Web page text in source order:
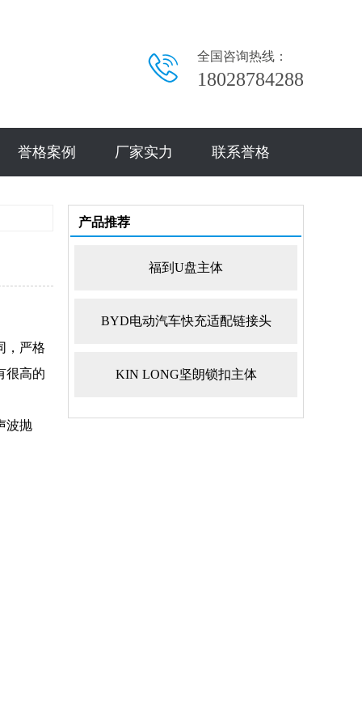
全国咨询热线：
18028784288
誉格案例 厂家实力 联系誉格
产品推荐
福到U盘主体
BYD电动汽车快充适配链接头
KIN LONG坚朗锁扣主体
，严格
很高的
波抛